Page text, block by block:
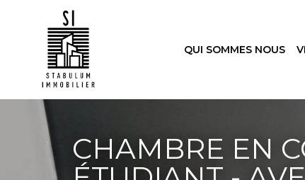
QUI SOMMES NOUS
CHAMBRE EN